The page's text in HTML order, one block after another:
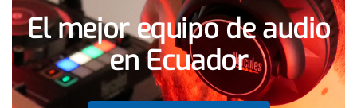
El mejor equipo de audio
en Ecuador